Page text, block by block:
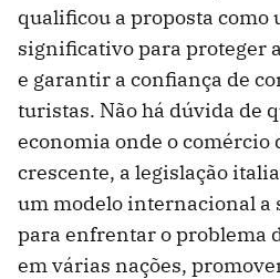
qualificou a proposta como
significativo para proteger
e garantir a confiança de
turistas. Não há dúvida de
economia onde o comércio
crescente, a legislação
um modelo internacional a
para enfrentar o problema
em várias nações,